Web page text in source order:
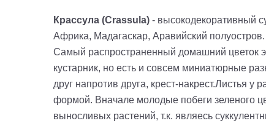
Крассула (Crassula) - высокодекоративный
Африка, Мадагаскар, Аравийский
Самый распространенный домашний цветок
кустарник, но есть и совсем миниатюрные
друг напротив друга, крест-накрест.Листья
формой. Вначале молодые побеги зеленого
выносливых растений, т.к. являесь